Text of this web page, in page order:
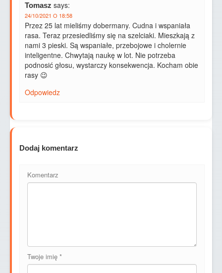
Tomasz says:
24/10/2021 O 18:58
Przez 25 lat mieliśmy dobermany. Cudna i wspaniała
rasa. Teraz przesiedliśmy się na szelciaki. Mieszkają z
nami 3 pieski. Są wspaniałe, przebojowe i cholernie
inteligentne. Chwytają naukę w lot. Nie potrzeba
podnosić głosu, wystarczy konsekwencja. Kocham obie
rasy 😉
Odpowiedz
Dodaj komentarz
Komentarz
Twoje imię *